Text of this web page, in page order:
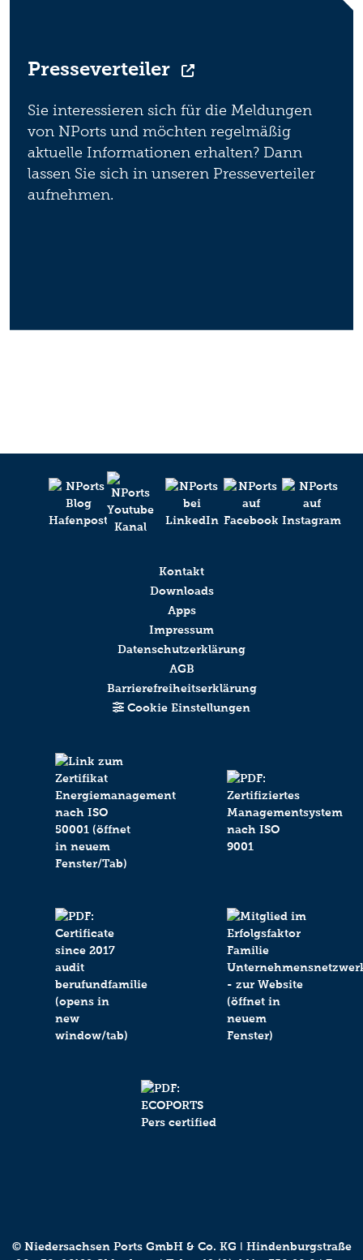
Presseverteiler
Sie interessieren sich für die Meldungen
von NPorts und möchten regelmäßig
aktuelle Informationen erhalten? Dann
lassen Sie sich in unseren Presseverteiler
aufnehmen.
Kontakt
Downloads
Apps
Impressum
Datenschutzerklärung
AGB
Barrierefreiheitserklärung
Cookie Einstellungen
© Niedersachsen Ports GmbH & Co. KG ǀ Hindenburgstraße